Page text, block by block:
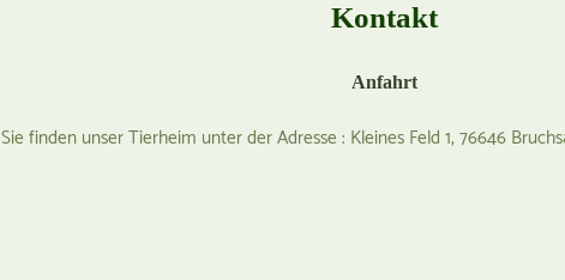
Kontakt
Anfahrt
Sie finden unser Tierheim unter der Adresse : Kleines Feld 1, 76646